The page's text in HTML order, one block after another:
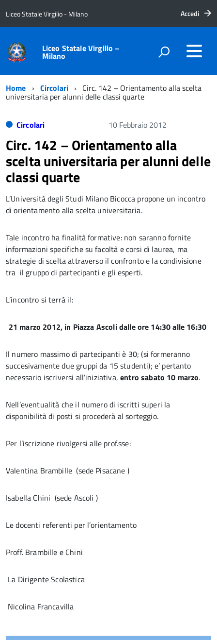
Liceo Statale Virgilio - Milano Accedi
Liceo Statale Virgilio –
Milano
Home Circolari Circ. 142 – Orientamento alla scelta
universitaria per alunni delle classi quarte
Circolari 10 Febbraio 2012
Circ. 142 – Orientamento alla
scelta universitaria per alunni delle
classi quarte
L’Università degli Studi Milano Bicocca propone un incontro
di orientamento alla scelta universitaria.
Tale incontro ha finalità formative: non saranno fornite
informazioni specifiche su facoltà e corsi di laurea, ma
strategie di scelta attraverso il confronto e la condivisione
tra il gruppo di partecipanti e gli esperti.
L’incontro si terrà il:
21 marzo 2012, in Piazza Ascoli dalle ore 14:30 alle 16:30
Il numero massimo di partecipanti è 30; (si formeranno
succesivamente due gruppi da 15 studenti); e’ pertanto
necessario iscriversi all’iniziativa,entro sabato 10 marzo.
Nell’eventualità che il numero di iscritti superi la
disponibilità di posti si procederà al sorteggio.
Per l’iscrizione rivolgersi alle prof.sse:
Valentina Brambille (sede Pisacane )
Isabella Chini (sede Ascoli )
Le docenti referenti per l’orientamento
Proff. Brambille e Chini
La Dirigente Scolastica
Nicolina Francavilla